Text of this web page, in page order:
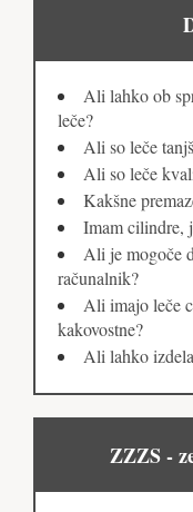
Ali lahko ob
leče?
Ali so leče
Ali so leče
Kakšne
Imam cilindre,
Ali je mogoče
računalnik?
Ali imajo leče
kakovostne?
Ali lahko
ZZZS -